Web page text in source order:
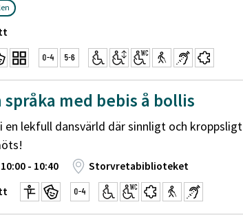
språka med bebis å bollis
en lekfull dansvärld där sinnligt och kroppsligt
- 10:40
Storvretabiblioteket